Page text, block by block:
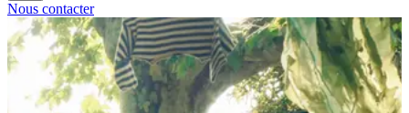
Nous contacter